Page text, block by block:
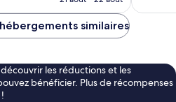
de
similaires
les réductions et les
bénéficier. Plus de récompenses